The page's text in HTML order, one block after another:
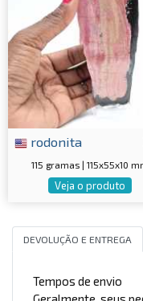
rodonita
115 gramas | 115x55x10
Veja o produto
DEVOLUÇÃO E ENTREGA
Tempos de envio